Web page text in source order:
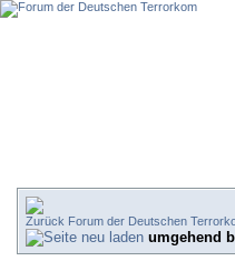
Forum der Deutschen
umgehend